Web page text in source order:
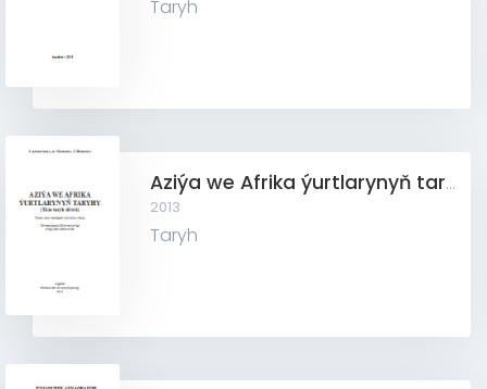
Taryh
Aziýa we Afrika ýurtlarynyň taryhy (Täze taryh döwri)
2013
Taryh